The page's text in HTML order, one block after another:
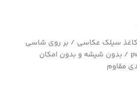
کاغذ سیلک عکاسی / بر روی شاسی
چوب مقاوم / قاب pvc / بدون شیشه و بدون امکان
مقاوم